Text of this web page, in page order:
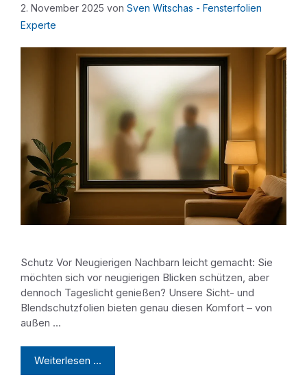
2. November 2025 von Sven Witschas - Fensterfolien
Experte
Schutz Vor Neugierigen Nachbarn leicht gemacht: Sie
möchten sich vor neugierigen Blicken schützen, aber
dennoch Tageslicht genießen? Unsere Sicht- und
Blendschutzfolien bieten genau diesen Komfort – von
außen …
Weiterlesen …